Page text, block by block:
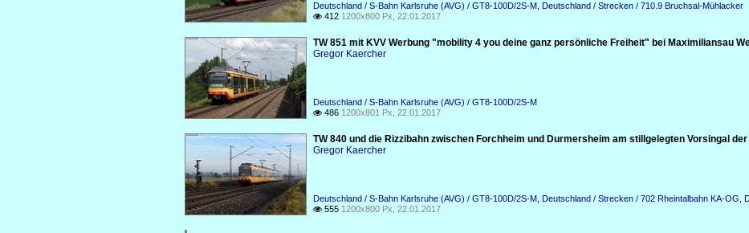
Deutschland / S-Bahn Karlsruhe (AVG) / GT8-100D/2S-M Deutschland / Strecken / 710.9 Bruchsal-Mühlacker
 412 1200x800 Px, 22.01.2017
TW 851 mit KVV Werbung "mobility 4 you deine ganz persönliche Freiheit" bei Maximiliansau
Gregor Kaercher
Deutschland / S-Bahn Karlsruhe (AVG) / GT8-100D/2S-M
 486 1200x801 Px, 22.01.2017
TW 840 und die Rizzibahn zwischen Forchheim und Durmersheim am stillgelegten Vorsingal
Gregor Kaercher
Deutschland / S-Bahn Karlsruhe (AVG) / GT8-100D/2S-M Deutschland / Strecken / 702 Rheintalbahn KA-OG
 555 1200x800 Px, 22.01.2017